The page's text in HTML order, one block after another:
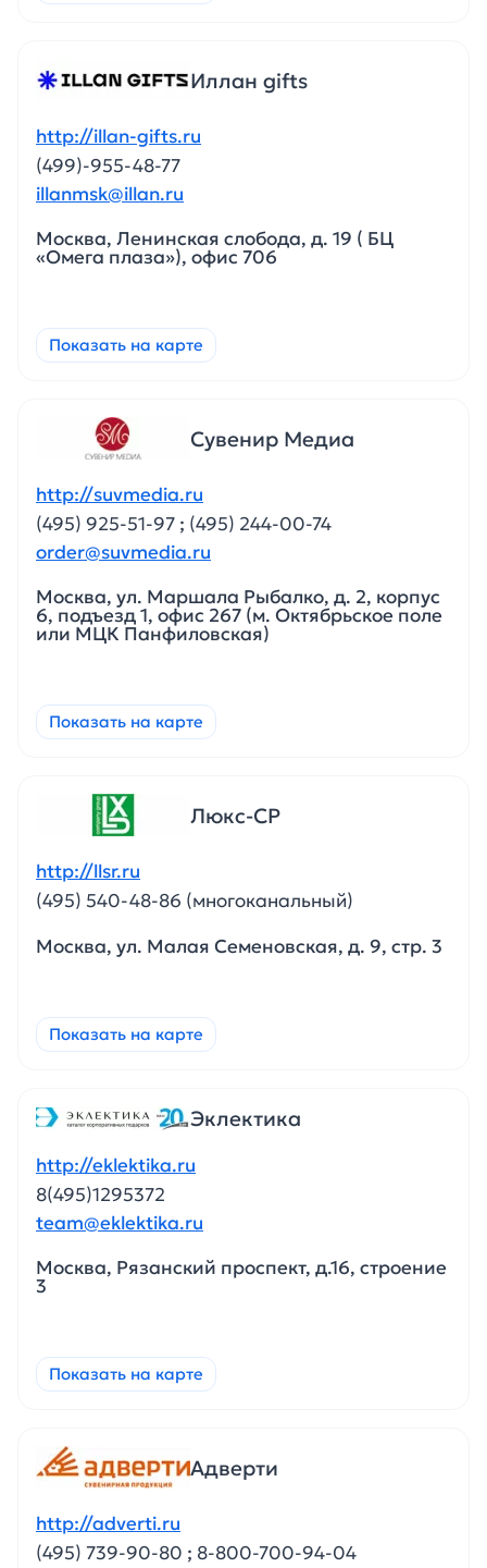
Иллан gifts
http://illan-gifts.ru
(499)-955-48-77
illanmsk@illan.ru
Москва, Ленинская слобода, д. 19 ( БЦ
«Омега плаза»), офис 706
Показать на карте
Сувенир Медиа
http://suvmedia.ru
(495) 925-51-97 ; (495) 244-00-74
order@suvmedia.ru
Москва, ул. Маршала Рыбалко, д. 2, корпус
6, подъезд 1, офис 267 (м. Октябрьское поле
или МЦК Панфиловская)
Показать на карте
Люкс-СР
http://llsr.ru
(495) 540-48-86 (многоканальный)
Москва, ул. Малая Семеновская, д. 9, стр. 3
Показать на карте
Эклектика
http://eklektika.ru
8(495)1295372
team@eklektika.ru
Москва, Рязанский проспект, д.16, строение
3
Показать на карте
Адверти
http://adverti.ru
(495) 739-90-80 ; 8-800-700-94-04